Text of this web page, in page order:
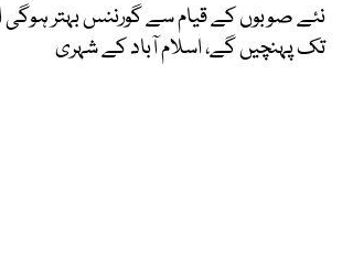
نئے صوبوں کے قیام سے گورننس بہتر ہوگی
تک پہنچیں گے، اسلام آباد کے شہری